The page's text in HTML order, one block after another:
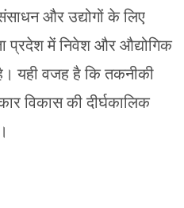
और उद्योगों के लिए
प्रदेश में निवेश और औद्योगिक
यही वजह है कि तकनीकी
विकास की दीर्घकालिक